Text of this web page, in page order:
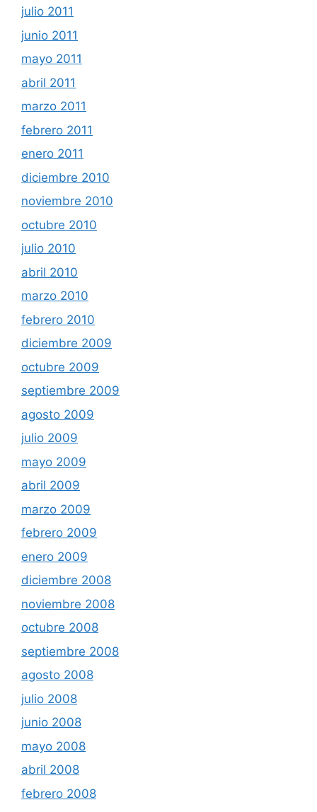
julio 2011
junio 2011
mayo 2011
abril 2011
marzo 2011
febrero 2011
enero 2011
diciembre 2010
noviembre 2010
octubre 2010
julio 2010
abril 2010
marzo 2010
febrero 2010
diciembre 2009
octubre 2009
septiembre 2009
agosto 2009
julio 2009
mayo 2009
abril 2009
marzo 2009
febrero 2009
enero 2009
diciembre 2008
noviembre 2008
octubre 2008
septiembre 2008
agosto 2008
julio 2008
junio 2008
mayo 2008
abril 2008
febrero 2008